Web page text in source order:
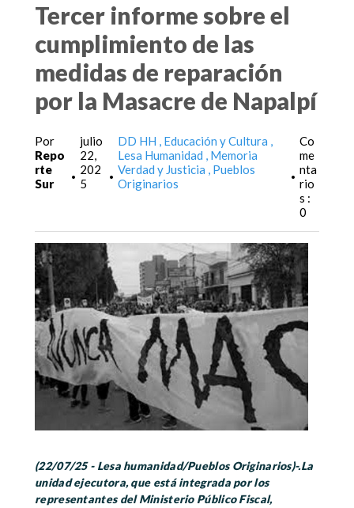
Tercer informe sobre el
cumplimiento de las
medidas de reparación
por la Masacre de Napalpí
Por
Repo
rte
Sur
•
julio
22,
202
5
•
DD HH
Educación y Cultura
Lesa Humanidad
Memoria
Verdad y Justicia
Pueblos
Originarios
•
Co
me
nta
rio
s :
0
(22/07/25 - Lesa humanidad/Pueblos Originarios)-.La
unidad ejecutora, que está integrada por los
representantes del Ministerio Público Fiscal,